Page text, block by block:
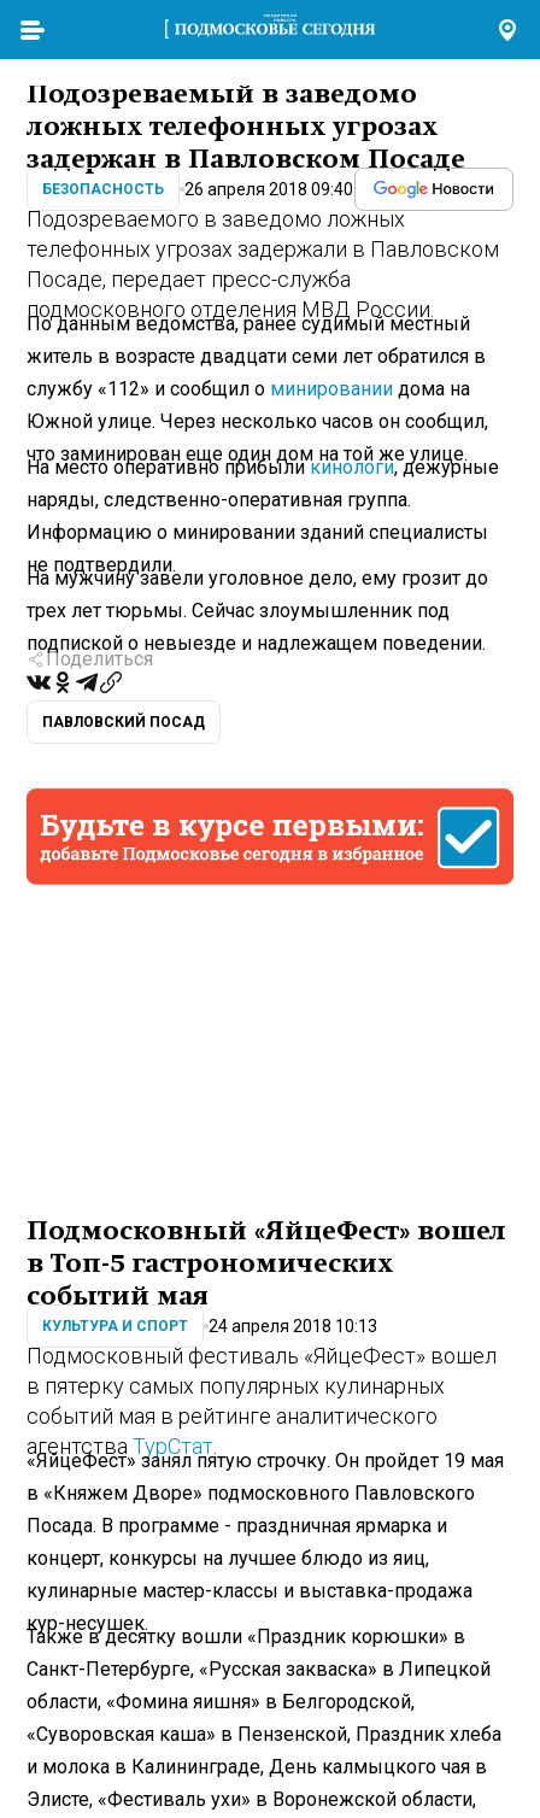
Подозреваемый в заведомо
ложных телефонных угрозах
задержан в Павловском Посаде
БЕЗОПАСНОСТЬ 26 апреля 2018 09:40
Подозреваемого в заведомо ложных
телефонных угрозах задержали в Павловском
Посаде, передает пресс-служба
подмосковного отделения МВД России.
По данным ведомства, ранее судимый местный
житель в возрасте двадцати семи лет обратился в
службу «112» и сообщил о минировании дома на
Южной улице. Через несколько часов он сообщил,
что заминирован еще один дом на той же улице.
На место оперативно прибыликинологи, дежурные
наряды, следственно-оперативная группа.
Информацию о минировании зданий специалисты
не подтвердили.
На мужчину завели уголовное дело, ему грозит до
трех лет тюрьмы. Сейчас злоумышленник под
подпиской о невыезде и надлежащем поведении.
Поделиться
ПАВЛОВСКИЙ ПОСАД
Подмосковный «ЯйцеФест» вошел
в Топ-5 гастрономических
событий мая
КУЛЬТУРА И СПОРТ 24 апреля 2018 10:13
Подмосковныйфестиваль «ЯйцеФест» вошел
в пятерку самых популярных кулинарных
событий мая в рейтинге аналитического
агентстваТурСтат
«ЯйцеФест» занял пятую строчку. Он пройдет 19 мая
в «Княжем Дворе» подмосковного Павловского
Посада. В программе - праздничная ярмарка и
концерт, конкурсы на лучшее блюдо из яиц,
кулинарные мастер-классы и выставка-продажа
кур-несушек.
Также в десятку вошли «Праздник корюшки» в
Санкт-Петербурге, «Русская закваска» в Липецкой
области, «Фомина яишня» в Белгородской,
«Суворовская каша» в Пензенской, Праздник хлеба
и молока в Калининграде, День калмыцкого чая в
Элисте, «Фестиваль ухи» в Воронежской области,